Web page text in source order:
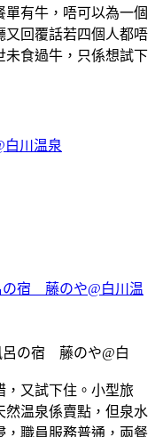
有牛，唔可以為一個
又回覆話若四個人都唔
未食過牛，只係想試下
白川温泉
の宿 藤のや@白川温
，又試下住。小型旅
温泉係賣點，但泉水
，職員服務普通，兩餐